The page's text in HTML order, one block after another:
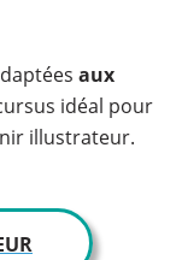
aux
idéal pour
illustrateur.